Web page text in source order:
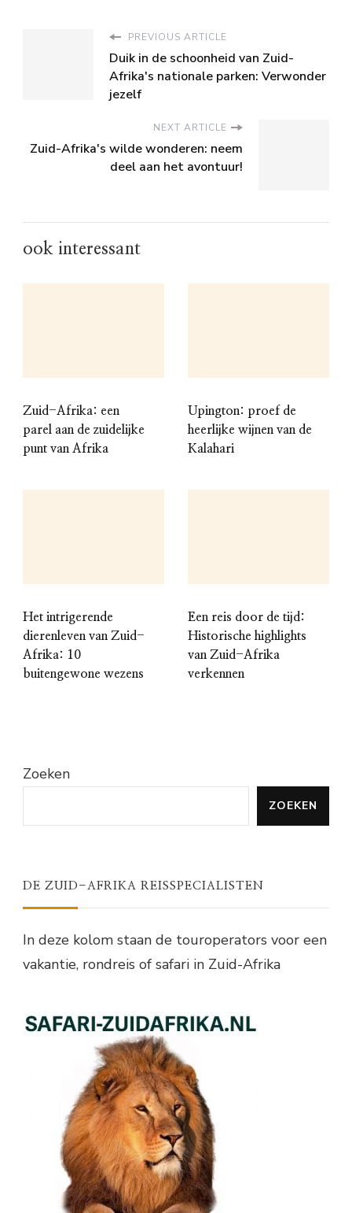
PREVIOUS ARTICLE
Duik in de schoonheid van Zuid-
Afrika's nationale parken: Verwonder
jezelf
NEXT ARTICLE
Zuid-Afrika's wilde wonderen: neem
deel aan het avontuur!
ook interessant
Zuid-Afrika: een
parel aan de zuidelijke
punt van Afrika
Upington: proef de
heerlijke wijnen van de
Kalahari
Het intrigerende
dierenleven van Zuid-
Afrika: 10
buitengewone wezens
Een reis door de tijd:
Historische highlights
van Zuid-Afrika
verkennen
Zoeken
ZOEKEN
DE ZUID-AFRIKA REISSPECIALISTEN
In deze kolom staan de touroperators voor een
vakantie, rondreis of safari in Zuid-Afrika